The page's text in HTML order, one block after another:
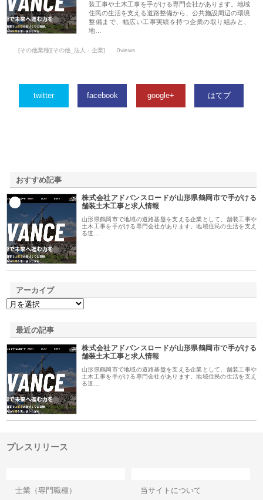
装工事や土木工事を手がける専門会社があります。地域
住民の生活を支える道路整備から、公共施設周辺の環境
整備まで、幅広い工事実績を持つ企業の取り組みと、
地…
[その他業種][その他_法人・企業] 0views
twitter facebook google+ はてブ
おすすめ記事
株式会社アドバンスロードが山形県鶴岡市で手がける
舗装土木工事と求人情報
山形県鶴岡市で地域の道路基盤を支える企業として、舗装工事や
土木工事を手がける専門会社があります。地域住民の生活を支え
る道…
アーカイブ
最近の記事
株式会社アドバンスロードが山形県鶴岡市で手がける
舗装土木工事と求人情報
山形県鶴岡市で地域の道路基盤を支える企業として、舗装工事や
土木工事を手がける専門会社があります。地域住民の生活を支え
る道…
プレスリリース
士業（専門職種）
当サイトについて